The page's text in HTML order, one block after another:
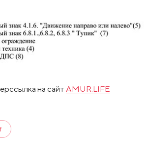
на сайт AMUR.LIFE